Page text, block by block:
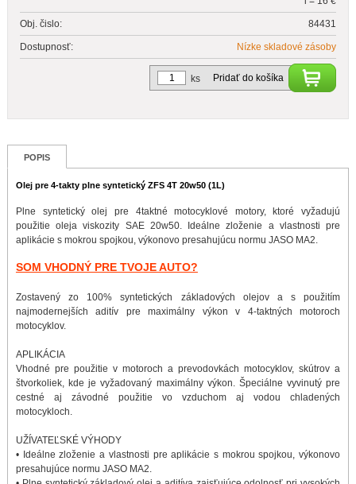
Obj. čislo: 84431
Dostupnosť: Nízke skladové zásoby
Pridať do košíka
ks
POPIS
Olej pre 4-takty plne syntetický ZFS 4T 20w50 (1L)
Plne syntetický olej pre 4taktné motocyklové motory, ktoré vyžadujú
použitie oleja viskozity SAE 20w50. Ideálne zloženie a vlastnosti pre
aplikácie s mokrou spojkou, výkonovo presahujúcu normu JASO MA2.
SOM VHODNÝ PRE TVOJE AUTO?
Zostavený zo 100% syntetických základových olejov a s použitím
najmodernejších aditív pre maximálny výkon v 4-taktných motoroch
motocyklov.
APLIKÁCIA
Vhodné pre použitie v motoroch a prevodovkách motocyklov, skútrov a
štvorkoliek, kde je vyžadovaný maximálny výkon. Špeciálne vyvinutý pre
cestné aj závodné použitie vo vzduchom aj vodou chladených
motocykloch.
UŽÍVATEĽSKÉ VÝHODY
• Ideálne zloženie a vlastnosti pre aplikácie s mokrou spojkou, výkonovo
presahujúce normu JASO MA2.